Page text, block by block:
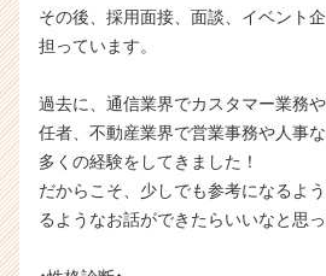
その後、採用面接、面談、イベント
担っています。
過去に、通信業界でカスタマー業務
任者、不動産業界で営業事務や人事
多くの経験をしてきました！
だからこそ、少しでも参考になるよ
るようなお話ができたらいいなと思